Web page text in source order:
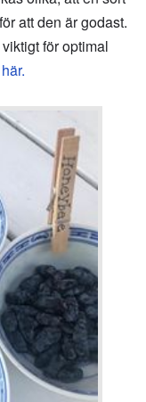
att den är godast.
för optimal